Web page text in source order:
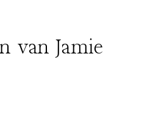
van Jamie